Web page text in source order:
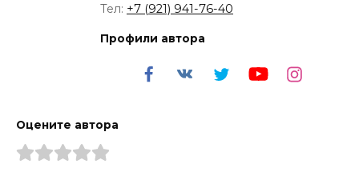
Тел: +7 (921) 941-76-40
Профили автора
Оцените автора